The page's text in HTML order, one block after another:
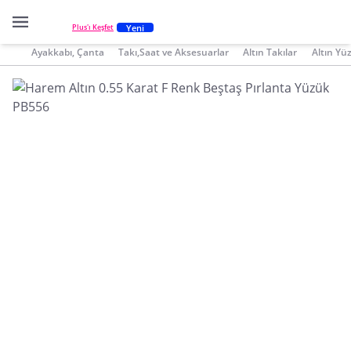
Plus'ı Keşfet Yeni
Ayakkabı, Çanta Takı,Saat ve Aksesuarlar Altın Takılar Altın